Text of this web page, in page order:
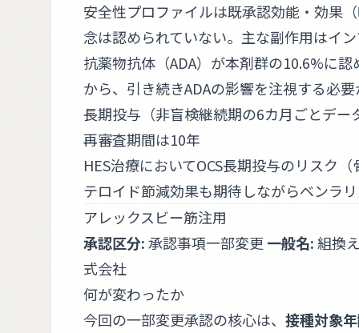
安全性プロファイルは既承認効能・効果
念は認められていない。主な副作用はイ
抗薬物抗体（ADA）が本剤群の10.6%に
から、引き続きADAの影響を注視する必
長期投与（非盲検継続期の6カ月ごとデ
再審査期間は10年
HES治療においてOCS長期投与のリスク
テロイド節減効果も期待しながらベンラ
アレックスビー筋注用
承認区分:承認事項一部変更 一般名:組換
式会社
何が変わったか
今回の一部変更承認の核心は、 接種対象